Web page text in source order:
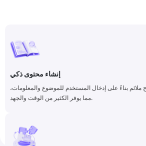
إنشاء محتوى ذكي
ملائم بناءً على إدخال المستخدم للموضوع والمعلومات،
مما يوفر الكثير من الوقت والجهد.